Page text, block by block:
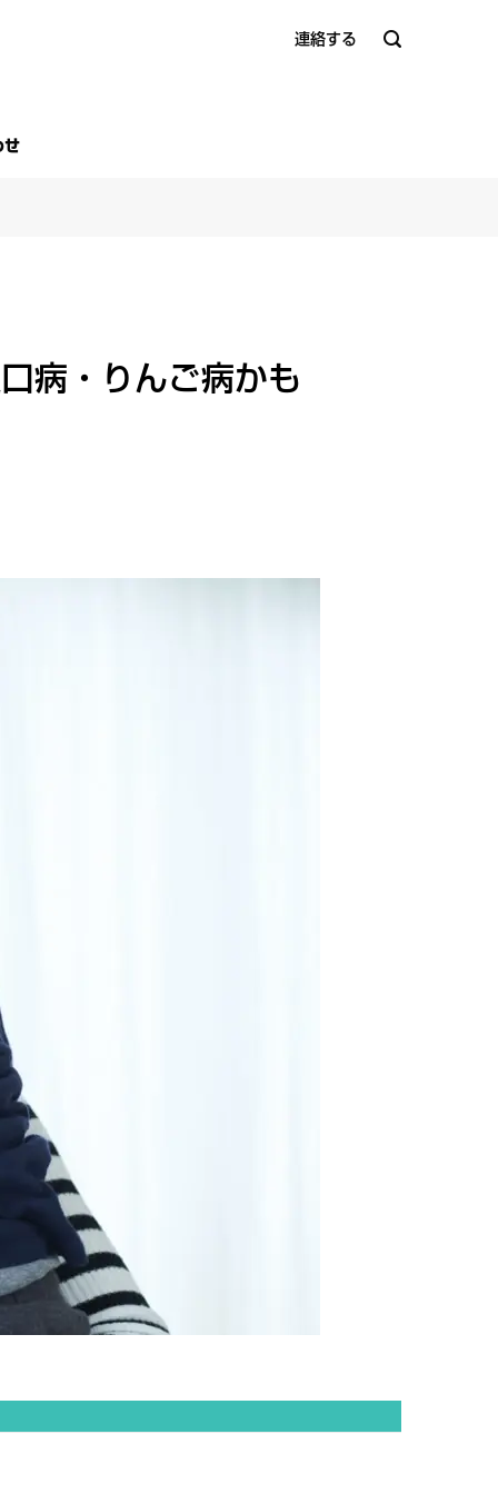
連絡する
せ
病・りんご病かも